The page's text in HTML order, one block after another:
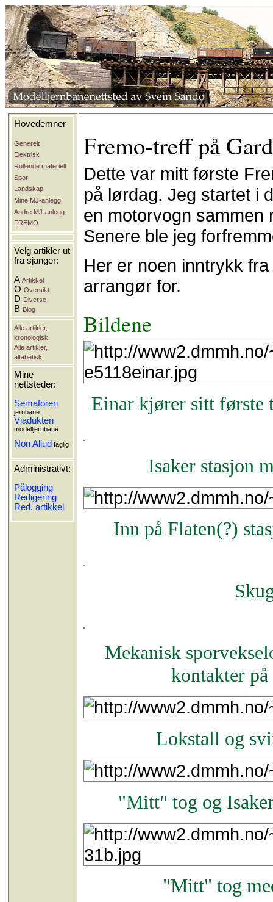
Hovedemner
Generelt
Elektrisk
Rullende materiell
Spor
Landskap
Mine MJ-anlegg
Andre MJ-anlegg
FREMO
Velg artikler ut
fra sjanger:
AArtikkel
OOversikt
D Diverse
B Blog
Alle artikler,
kronologisk
Alle artikler,
alfabetisk
Mine
nettsteder:
Semaforen
jernbane
Viadukten
modelljernbane
Non Aliud faglig
Administrativt:
Pålogging
Redigering
Red. artikkel
Fremo-treff på
Dette var mitt første
på lørdag. Jeg startet i
en motorvogn sammen
Senere ble jeg
Her er noen inntrykk
arrangør for.
Bildene
Einar kjører sitt første
Isaker stasjon
Inn på Flaten(?)
Mekanisk
kontakter
Lokstall og
"Mitt" tog og
"Mitt" tog